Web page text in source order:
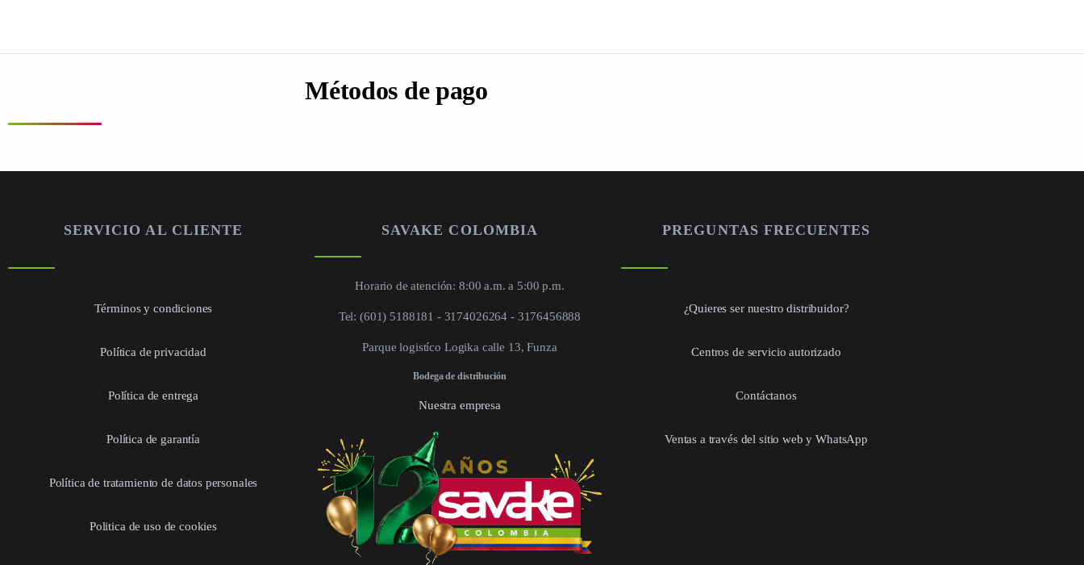
Métodos de pago
SERVICIO AL CLIENTE
Términos y condiciones
Política de privacidad
Política de entrega
Política de garantía
Política de tratamiento de datos personales
Politica de uso de cookies
SAVAKE COLOMBIA
Horario de atención: 8:00 a.m. a 5:00 p.m.
Tel: (601) 5188181 - 3174026264 - 3176456888
Parque logistíco Logika calle 13, Funza
Bodega de distribución
Nuestra empresa
PREGUNTAS FRECUENTES
¿Quieres ser nuestro distribuidor?
Centros de servicio autorizado
Contáctanos
Ventas a través del sitio web y WhatsApp